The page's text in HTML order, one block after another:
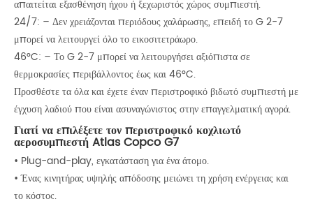
απαιτείται εξασθένηση ήχου ή ξεχωριστός χώρος συμπιεστή.
24/7: – Δεν χρειάζονται περιόδους χαλάρωσης, επειδή το G 2-7
μπορεί να λειτουργεί όλο το εικοσιτετράωρο.
46°C: – Το G 2-7 μπορεί να λειτουργήσει αξιόπιστα σε
θερμοκρασίες περιβάλλοντος έως και 46°C.
Προσθέστε τα όλα και έχετε έναν περιστροφικό βιδωτό συμπιεστή με
έγχυση λαδιού που είναι ασυναγώνιστος στην επαγγελματική αγορά.
Γιατί να επιλέξετε τον περιστροφικό κοχλιωτό
αεροσυμπιεστή Atlas Copco G7
• Plug-and-play, εγκατάσταση για ένα άτομο.
• Ένας κινητήρας υψηλής απόδοσης μειώνει τη χρήση ενέργειας και